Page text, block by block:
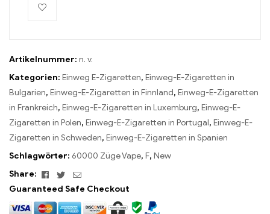
Artikelnummer: n. v.
Kategorien: Einweg E-Zigaretten, Einweg-E-Zigaretten in
Bulgarien, Einweg-E-Zigaretten in Finnland, Einweg-E-Zigaretten
in Frankreich, Einweg-E-Zigaretten in Luxemburg, Einweg-E-
Zigaretten in Polen, Einweg-E-Zigaretten in Portugal, Einweg-E-
Zigaretten in Schweden, Einweg-E-Zigaretten in Spanien
Schlagwörter: 60000 Züge Vape, F, New
Share:
Facebook
TwitterEmail
Guaranteed Safe Checkout